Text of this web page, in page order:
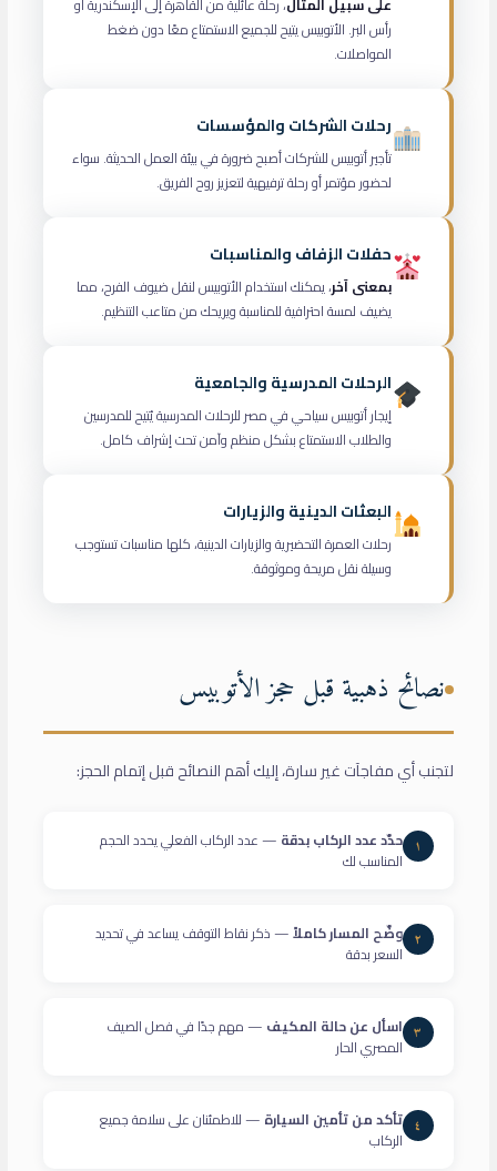
رأس البر. الأتوبيس يتيح للجميع الاستمتاع معًا دون ضغط
المواصلات.
رحلات الشركات والمؤسسات
تأجير أتوبيس للشركات أصبح ضرورة في بيئة العمل الحديثة. سواء
لحضور مؤتمر أو رحلة ترفيهية لتعزيز روح الفريق.
حفلات الزفاف والمناسبات
بمعنى آخر، يمكنك استخدام الأتوبيس لنقل ضيوف الفرح، مما
يضيف لمسة احترافية للمناسبة ويريحك من متاعب التنظيم.
الرحلات المدرسية والجامعية
إيجار أتوبيس سياحي في مصر للرحلات المدرسية يُتيح للمدرسين
والطلاب الاستمتاع بشكل منظم وآمن تحت إشراف كامل.
البعثات الدينية والزيارات
رحلات العمرة التحضيرية والزيارات الدينية، كلها مناسبات تستوجب
وسيلة نقل مريحة وموثوقة.
نصائح ذهبية قبل حجز الأتوبيس
لتجنب أي مفاجآت غير سارة، إليك أهم النصائح قبل إتمام الحجز:
١ حدّد عدد الركاب بدقة — عدد الركاب الفعلي يحدد الحجم
المناسب لك
٢ وضّح المسار كاملاً— ذكر نقاط التوقف يساعد في تحديد
السعر بدقة
٣ اسأل عن حالة المكيف — مهم جدًا في فصل الصيف
المصري الحار
٤ تأكد من تأمين السيارة — للاطمئنان على سلامة جميع
الركاب